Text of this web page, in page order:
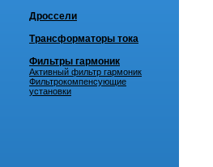
Дроссели
Трансформаторы тока
Фильтры гармоник
Активный фильтр гармоник
Фильтрокомпенсующие
установки